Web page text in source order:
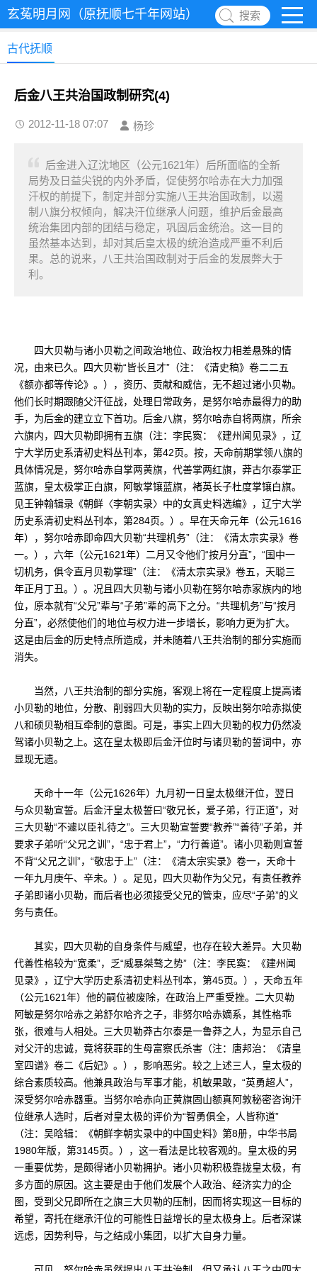
玄菟明月网（原抚顺七千年网站） 搜索
古代抚顺
后金八王共治国政制研究(4)
2012-11-18 07:07 杨珍
后金进入辽沈地区（公元1621年）后所面临的全新
局势及日益尖锐的内外矛盾，促使努尔哈赤在大力加强
汗权的前提下，制定并部分实施八王共治国政制，以遏
制八旗分权倾向，解决汗位继承人问题，维护后金最高
统治集团内部的团结与稳定，巩固后金统治。这一目的
虽然基本达到，却对其后皇太极的统治造成严重不利后
果。总的说来，八王共治国政制对于后金的发展弊大于
利。
四大贝勒与诸小贝勒之间政治地位、政治权力相差悬殊的情
况，由来已久。四大贝勒“皆长且才”（注：《清史稿》卷二二五
《额亦都等传论》。），资历、贡献和威信，无不超过诸小贝勒。
他们长时期跟随父汗征战，处理日常政务，是努尔哈赤最得力的助
手，为后金的建立立下首功。后金八旗，努尔哈赤自将两旗，所余
六旗内，四大贝勒即拥有五旗（注：李民寏：《建州闻见录》，辽
宁大学历史系清初史料丛刊本，第42页。按，天命前期掌领八旗的
具体情况是，努尔哈赤自掌两黄旗，代善掌两红旗，莽古尔泰掌正
蓝旗，皇太极掌正白旗，阿敏掌镶蓝旗，褚英长子杜度掌镶白旗。
见王钟翰辑录《朝鲜〈李朝实录〉中的女真史料选编》，辽宁大学
历史系清初史料丛刊本，第284页。）。早在天命元年（公元1616
年），努尔哈赤即命四大贝勒“共理机务”（注：《清太宗实录》卷
一。），六年（公元1621年）二月又令他们“按月分直”，“国中一
切机务，俱令直月贝勒掌理”（注：《清太宗实录》卷五，天聪三
年正月丁丑。）。况且四大贝勒与诸小贝勒在努尔哈赤家族内的地
位，原本就有“父兄”辈与“子弟”辈的高下之分。“共理机务”与“按月
分直”，必然使他们的地位与权力进一步增长，影响力更为扩大。
这是由后金的历史特点所造成，并未随着八王共治制的部分实施而
消失。
当然，八王共治制的部分实施，客观上将在一定程度上提高诸
小贝勒的地位，分散、削弱四大贝勒的实力，反映出努尔哈赤拟使
八和硕贝勒相互牵制的意图。可是，事实上四大贝勒的权力仍然凌
驾诸小贝勒之上。这在皇太极即后金汗位时与诸贝勒的誓词中，亦
显现无遗。
天命十一年（公元1626年）九月初一日皇太极继汗位，翌日
与众贝勒宣誓。后金汗皇太极誓曰“敬兄长，爱子弟，行正道”，对
三大贝勒“不遽以臣礼待之”。三大贝勒宣誓要“教养”“善待”子弟，并
要求子弟听“父兄之训”，“忠于君上”，“力行善道”。诸小贝勒则宣誓
不背“父兄之训”，“敬忠于上”（注：《清太宗实录》卷一，天命十
一年九月庚午、辛未。）。足见，四大贝勒作为父兄，有责任教养
子弟即诸小贝勒，而后者也必须接受父兄的管束，应尽“子弟”的义
务与责任。
其实，四大贝勒的自身条件与威望，也存在较大差异。大贝勒
代善性格较为“宽柔”，乏“威暴桀骜之势”（注：李民寏：《建州闻
见录》，辽宁大学历史系清初史料丛刊本，第45页。），天命五年
（公元1621年）他的嗣位被废除，在政治上严重受挫。二大贝勒
阿敏是努尔哈赤之弟舒尔哈齐之子，非努尔哈赤嫡系，其性格乖
张，很难与人相处。三大贝勒莽古尔泰是一鲁莽之人，为显示自己
对父汗的忠诚，竟将获罪的生母富察氏杀害（注：唐邦治：《清皇
室四谱》卷二《后妃》。），影响恶劣。较之上述三人，皇太极的
综合素质较高。他兼具政治与军事才能，机敏果敢，“英勇超人”，
深受努尔哈赤器重。当努尔哈赤向正黄旗固山额真阿敦秘密咨询汗
位继承人选时，后者对皇太极的评价为“智勇俱全，人皆称道”
（注：吴晗辑：《朝鲜李朝实录中的中国史料》第8册，中华书局
1980年版，第3145页。），这一看法是比较客观的。皇太极的另
一重要优势，是颇得诸小贝勒拥护。诸小贝勒积极靠拢皇太极，有
多方面的原因。这主要是由于他们发展个人政治、经济实力的企
图，受到父兄即所在之旗三大贝勒的压制，因而将实现这一目标的
希望，寄托在继承汗位的可能性日益增长的皇太极身上。后者深谋
远虑，因势利导，与之结成小集团，以扩大自身力量。